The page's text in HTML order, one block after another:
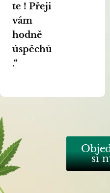
te ! Přeji
vám
hodně
úspěchů
.“
si